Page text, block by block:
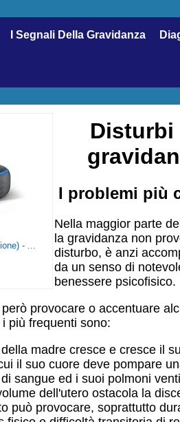
I Segnali Della Gravidanza
Echo Dot (3ª generazione) - Altoparlante intelligente con integrazione Alexa - Tessuto antracite
Disturbi
I problemi più
Nella maggior parte
la gravidanza non
disturbo, è anzi
da un senso di
benessere psicofisico.
provocare o accentuare
più frequenti sono:
madre cresce e cresce il
il suo cuore deve pompare
sangue ed i suoi polmoni
dell'utero ostacola la
può provocare, soprattutto